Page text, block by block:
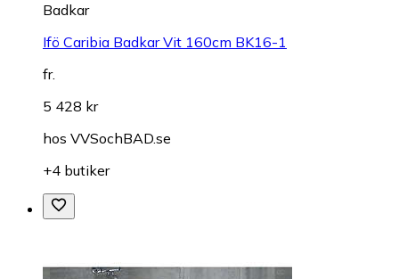
Badkar
Ifö Caribia Badkar Vit 160cm BK16-1
fr.
5 428 kr
hos VVSochBAD.se
+4 butiker